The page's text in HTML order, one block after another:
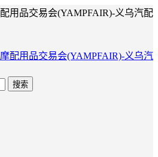
用品交易会(YAMPFAIR)-义乌汽配
搜索